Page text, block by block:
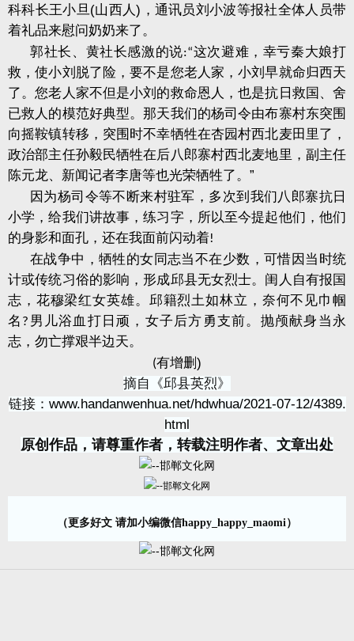
科科长王小旦(山西人) ，通讯员刘小波等报社全体人员带
着礼品来慰问奶奶来了。
郭社长、黄社长感激的说:“这次避难，幸亏秦大娘打
救，使小刘脱了险，要不是您老人家，小刘早就命归西天
了。您老人家不但是小刘的救命恩人，也是抗日救国、舍
已救人的模范好典型。那天我们的杨司令由布寨村东突围
向摇鞍镇转移，突围时不幸牺牲在杏园村西北麦田里了，
政治部主任孙毅民牺牲在后八郎寨村西北麦地里，副主任
陈元龙、新闻记者李唐等也光荣牺牲了。 ”
因为杨司令等不断来村驻军，多次到我们八郎寨抗日
小学，给我们讲故事，练习字，所以至今提起他们，他们
的身影和面孔，还在我面前闪动着!
在战争中，牺牲的女同志当不在少数，可惜因当时统
计或传统习俗的影响，形成邱县无女烈士。闺人自有报国
志，花穆梁红女英雄。邱籍烈土如林立，奈何不见巾帼
名 ? 男儿浴血打日顽，女子后方勇支前。抛颅献身当永
志，勿亡撑艰半边天。
(有增删)
摘自《邱县英烈》
链接： www.handanwenhua.net/hdwhua/2021-07-12/4389.
html
原创作品，请尊重作者，转载注明作者、文章出处
（更多好文 请加小编微信happy_happy_maomi）